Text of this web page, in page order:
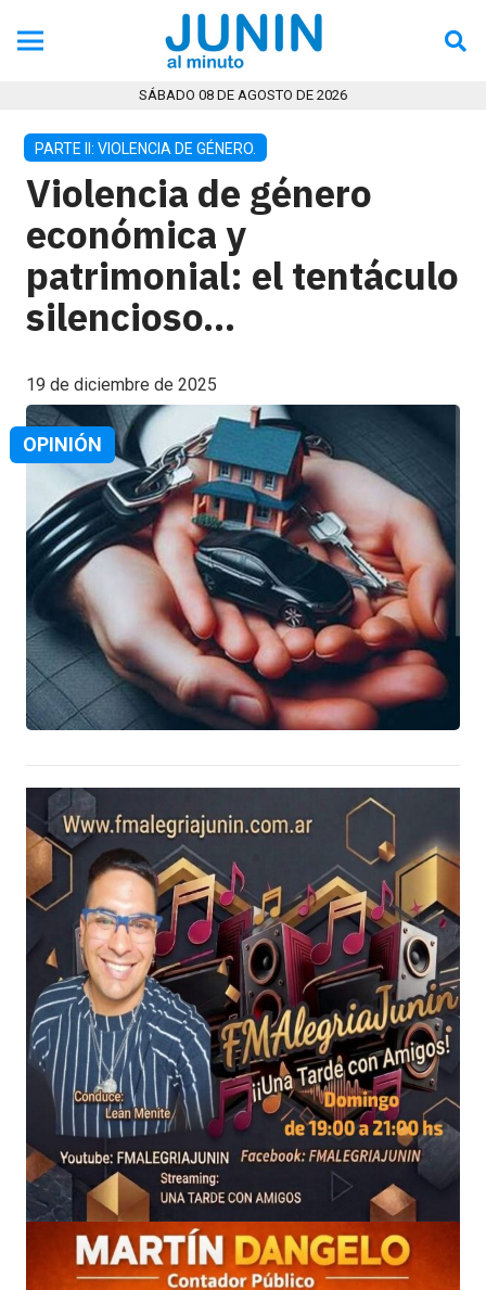
SÁBADO 08 DE AGOSTO DE 2026
PARTE II: VIOLENCIA DE GÉNERO.
Violencia de género
económica y
patrimonial: el tentáculo
silencioso…
19 de diciembre de 2025
OPINIÓN